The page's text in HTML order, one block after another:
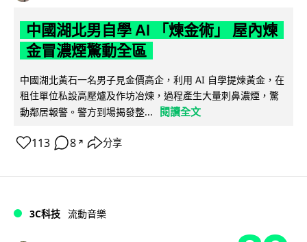
中國湖北男自學 AI 「煉金術」 屋內煉
金冒濃煙驚動全區
中國湖北黃石一名男子見金價高企，利用 AI 自學提煉黃金，在
租住單位私設高壓爐及作坊冶煉，過程產生大量刺鼻濃煙，驚
動鄰居報警。警方到場揭發整...
閱讀全文
113 8 ↗ 分享
3C科技 流動音樂